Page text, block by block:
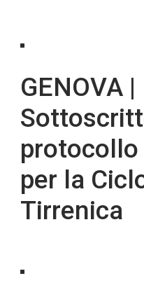
GENOVA |
protocollo
per la
Tirrenica